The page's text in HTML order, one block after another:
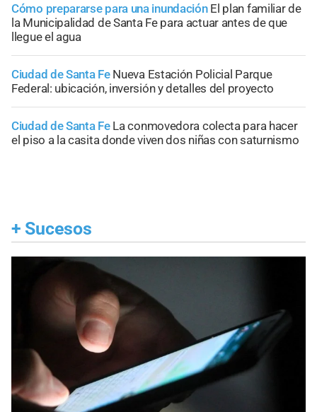
Cómo prepararse para una inundación El plan familiar de
la Municipalidad de Santa Fe para actuar antes de que
llegue el agua
Ciudad de Santa Fe Nueva Estación Policial Parque
Federal: ubicación, inversión y detalles del proyecto
Ciudad de Santa Fe La conmovedora colecta para hacer
el piso a la casita donde viven dos niñas con saturnismo
+ Sucesos